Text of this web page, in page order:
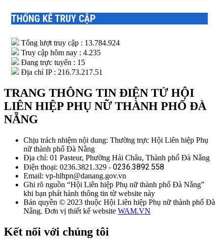
THỐNG KÊ TRUY CẬP
Tổng lượt truy cập : 13.784.924
Truy cập hôm nay : 4.235
Đang trực tuyến : 15
Địa chỉ IP : 216.73.217.51
TRANG THÔNG TIN ĐIỆN TỬ HỘI
LIÊN HIỆP PHỤ NỮ THÀNH PHỐ ĐÀ
NẴNG
Chịu trách nhiệm nội dung: Thường trực Hội Liên hiệp Phụ
nữ thành phố Đà Nẵng
Địa chỉ: 01 Pasteur, Phường Hải Châu, Thành phố Đà Nẵng
Điện thoại: 0236.3821.329 - 0236.3892.558
Email: vp-hlhpn@danang.gov.vn
Ghi rõ nguồn “Hội Liên hiệp Phụ nữ thành phố Đà Nẵng”
khi bạn phát hành thông tin từ website này
Bản quyền © 2023 thuộc Hội Liên hiệp Phụ nữ thành phố Đà
Nẵng. Đơn vị thiết kế website WAM.VN
Kết nối với chúng tôi